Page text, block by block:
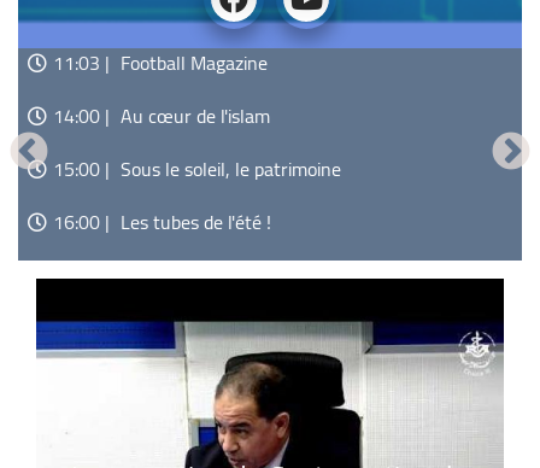
09:00 | L'Univers culturel
10:00 | Empreintes
11:00 | Healthy life de A à Zinc !
11:03 | Football Magazine
11:03 | Football Magazine
14:00 | Au cœur de l'islam
15:00 | Sous le soleil, le patrimoine
16:00 | Les tubes de l'été !
17:00 | Estiv'Art
18:00 | Machine à laver !
19:15 | Carte blanche
21:00 | Histoire d'une chanson !